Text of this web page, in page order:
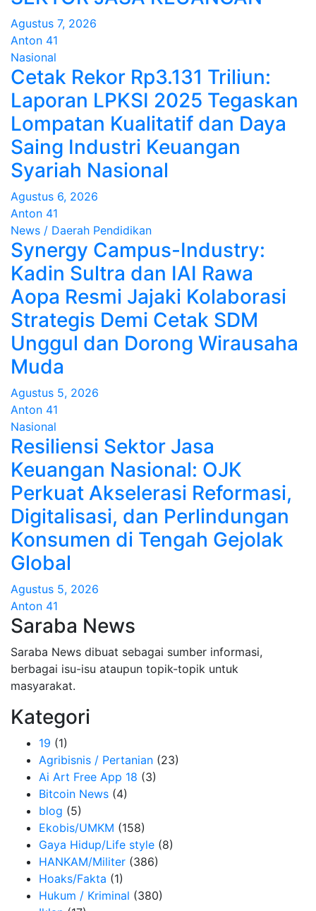
Agustus 7, 2026
Anton 41
Nasional
Cetak Rekor Rp3.131 Triliun:
Laporan LPKSI 2025 Tegaskan
Lompatan Kualitatif dan Daya
Saing Industri Keuangan
Syariah Nasional
Agustus 6, 2026
Anton 41
News / Daerah Pendidikan
Synergy Campus-Industry:
Kadin Sultra dan IAI Rawa
Aopa Resmi Jajaki Kolaborasi
Strategis Demi Cetak SDM
Unggul dan Dorong Wirausaha
Muda
Agustus 5, 2026
Anton 41
Nasional
Resiliensi Sektor Jasa
Keuangan Nasional: OJK
Perkuat Akselerasi Reformasi,
Digitalisasi, dan Perlindungan
Konsumen di Tengah Gejolak
Global
Agustus 5, 2026
Anton 41
Saraba News
Saraba News dibuat sebagai sumber informasi,
berbagai isu-isu ataupun topik-topik untuk
masyarakat.
Kategori
19 (1)
Agribisnis / Pertanian (23)
Ai Art Free App 18 (3)
Bitcoin News (4)
blog (5)
Ekobis/UMKM (158)
Gaya Hidup/Life style (8)
HANKAM/Militer (386)
Hoaks/Fakta (1)
Hukum / Kriminal (380)